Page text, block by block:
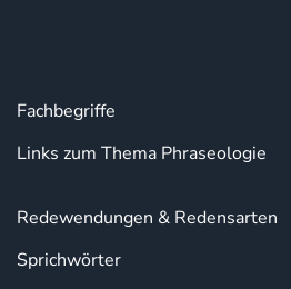
Fachbegriffe
Links zum Thema Phraseologie
Redewendungen & Redensarten
Sprichwörter